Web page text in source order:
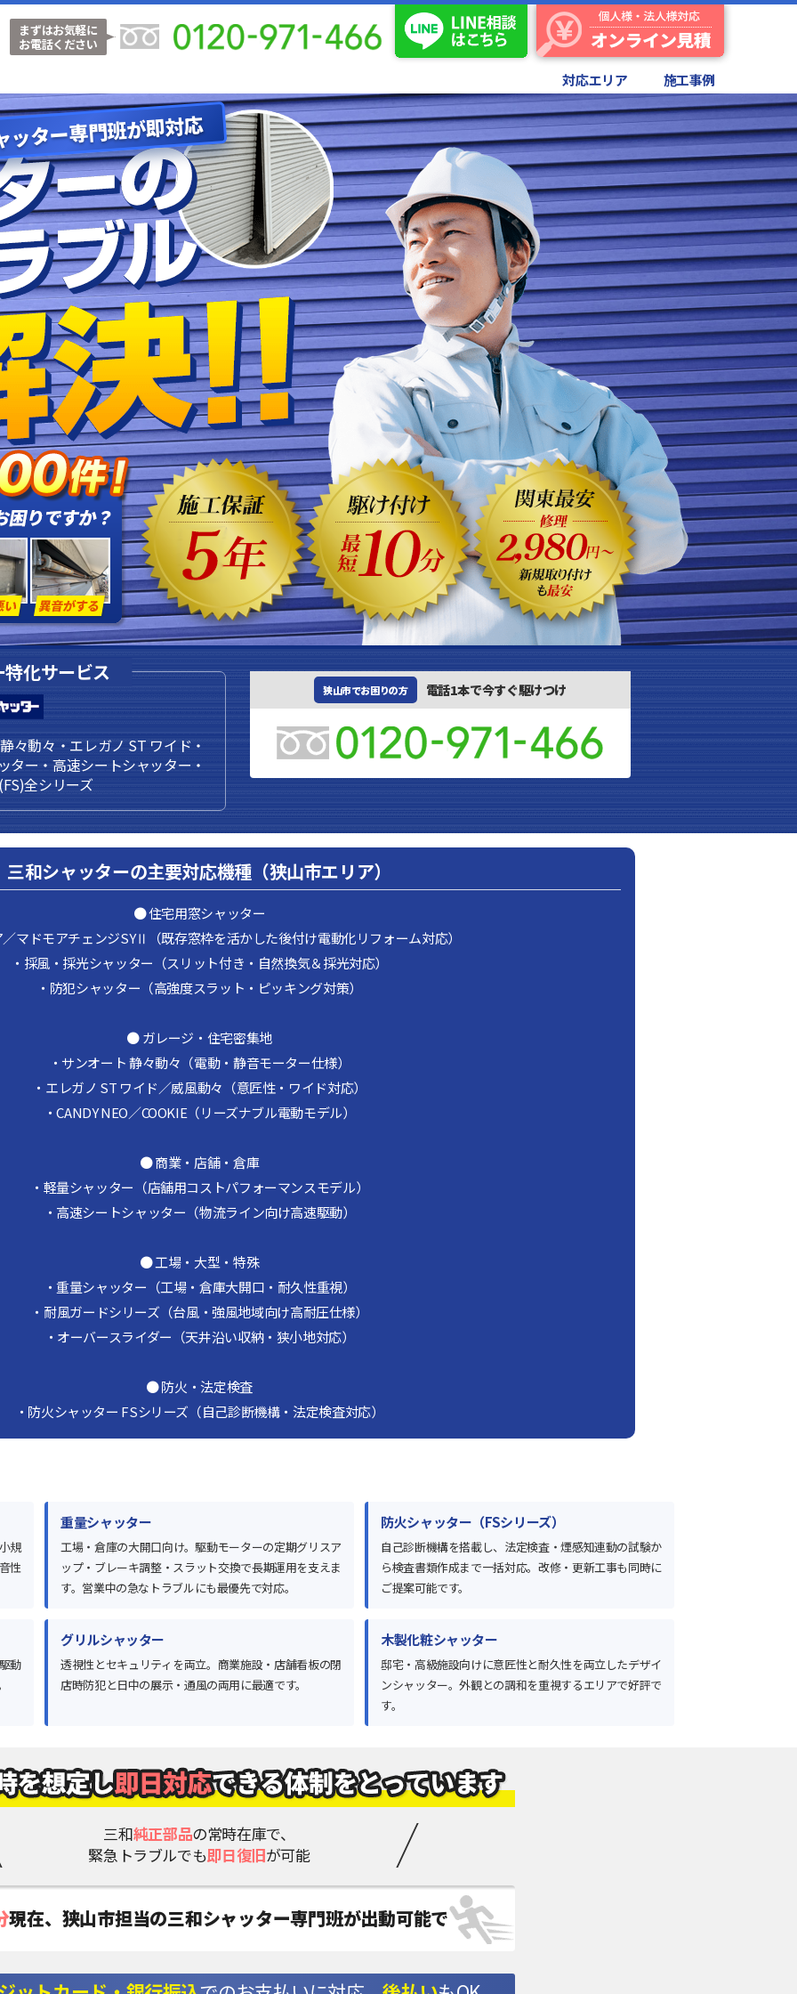
まずはお気軽に
お電話ください
対応エリア 施工事例
ター専門班が即対応
化サービス
々動々・エレガノ ST ワイド・
ー・高速シートシャッター・
全シリーズ
狭山市でお困りの方 電話1本で今すぐ駆けつけ
三和シャッターの主要対応機種（狭山市エリア）
● 住宅用窓シャッター
マドモアチェンジSYⅡ（既存窓枠を活かした後付け電動化リフォーム対応）
・採風・採光シャッター（スリット付き・自然換気＆採光対応）
・防犯シャッター（高強度スラット・ピッキング対策）
● ガレージ・住宅密集地
・サンオート 静々動々（電動・静音モーター仕様）
・エレガノ ST ワイド／威風動々（意匠性・ワイド対応）
・CANDY NEO／COOKIE（リーズナブル電動モデル）
● 商業・店舗・倉庫
・軽量シャッター（店舗用コストパフォーマンスモデル）
・高速シートシャッター（物流ライン向け高速駆動）
● 工場・大型・特殊
・重量シャッター（工場・倉庫大開口・耐久性重視）
・耐風ガードシリーズ（台風・強風地域向け高耐圧仕様）
・オーバースライダー（天井沿い収納・狭小地対応）
● 防火・法定検査
・防火シャッター FSシリーズ（自己診断機構・法定検査対応）
規
性
重量シャッター
工場・倉庫の大開口向け。駆動モーターの定期グリスア
ップ・ブレーキ調整・スラット交換で長期運用を支えま
す。営業中の急なトラブルにも最優先で対応。
防火シャッター（FSシリーズ）
自己診断機構を搭載し、法定検査・煙感知連動の試験か
ら検査書類作成まで一括対応。改修・更新工事も同時に
ご提案可能です。
動
グリルシャッター
透視性とセキュリティを両立。商業施設・店舗看板の閉
店時防犯と日中の展示・通風の両用に最適です。
木製化粧シャッター
邸宅・高級施設向けに意匠性と耐久性を両立したデザイ
ンシャッター。外観との調和を重視するエリアで好評で
す。
三和純正部品の常時在庫で、
緊急トラブルでも即日復旧が可能
現在、 狭山市担当の三和シャッター専門班が出動可能で